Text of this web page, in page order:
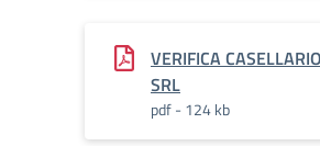
VERIFICA
SRL
pdf - 124 kb